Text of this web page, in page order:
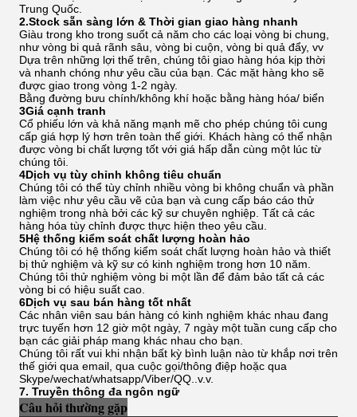
Trung Quốc.
2.Stock sẵn sàng lớn & Thời gian giao hàng nhanh
Giàu trong kho trong suốt cả năm cho các loại vòng bi chung,
như vòng bi quả rãnh sâu, vòng bi cuộn, vòng bi quả đẩy, vv
Dựa trên những lợi thế trên, chúng tôi giao hàng hóa kịp thời
và nhanh chóng như yêu cầu của bạn. Các mặt hàng kho sẽ
được giao trong vòng 1-2 ngày.
Bằng đường bưu chính/không khí hoặc bằng hàng hóa/ biển
3Giá cạnh tranh
Cổ phiếu lớn và khả năng mạnh mẽ cho phép chúng tôi cung
cấp giá hợp lý hơn trên toàn thế giới. Khách hàng có thể nhận
được vòng bi chất lượng tốt với giá hấp dẫn cùng một lúc từ
chúng tôi.
4Dịch vụ tùy chỉnh không tiêu chuẩn
Chúng tôi có thể tùy chỉnh nhiều vòng bi không chuẩn và phần
làm việc như yêu cầu vẽ của bạn và cung cấp báo cáo thử
nghiệm trong nhà bởi các kỹ sư chuyên nghiệp. Tất cả các
hàng hóa tùy chỉnh được thực hiện theo yêu cầu.
5Hệ thống kiểm soát chất lượng hoàn hảo
Chúng tôi có hệ thống kiểm soát chất lượng hoàn hảo và thiết
bị thử nghiệm và kỹ sư có kinh nghiệm trong hơn 10 năm.
Chúng tôi thử nghiệm vòng bi một lần để đảm bảo tất cả các
vòng bi có hiệu suất cao.
6Dịch vụ sau bán hàng tốt nhất
Các nhân viên sau bán hàng có kinh nghiệm khác nhau đang
trực tuyến hơn 12 giờ một ngày, 7 ngày một tuần cung cấp cho
bạn các giải pháp mang khác nhau cho bạn.
Chúng tôi rất vui khi nhận bất kỳ bình luận nào từ khắp nơi trên
thế giới qua email, qua cuộc gọi/thông điệp hoặc qua
Skype/wechat/whatsapp/Viber/QQ..v.v.
7. Truyền thông đa ngôn ngữ
Câu hỏi thường gặp